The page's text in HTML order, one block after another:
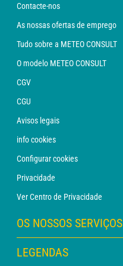
Contacte-nos
As nossas ofertas de emprego
Tudo sobre a METEO CONSULT
O modelo METEO CONSULT
CGV
CGU
Avisos legais
info cookies
Configurar cookies
Privacidade
Ver Centro de Privacidade
OS NOSSOS SERVIÇOS
Assinatura METEO Xpert
LEGENDAS